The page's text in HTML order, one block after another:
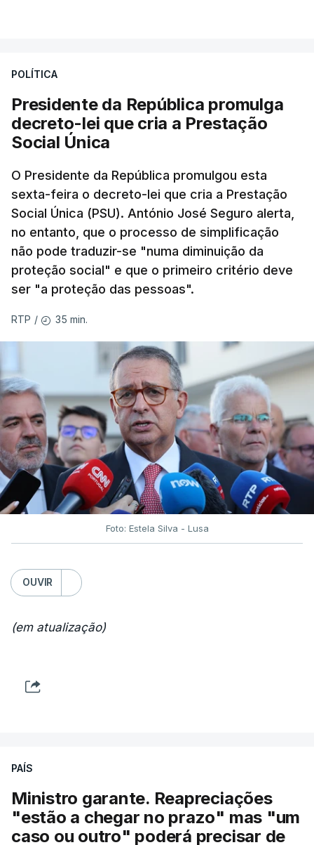
POLÍTICA
Presidente da República promulga
decreto-lei que cria a Prestação
Social Única
O Presidente da República promulgou esta
sexta-feira o decreto-lei que cria a Prestação
Social Única (PSU). António José Seguro alerta,
no entanto, que o processo de simplificação
não pode traduzir-se "numa diminuição da
proteção social" e que o primeiro critério deve
ser "a proteção das pessoas".
RTP / 35 min.
Foto: Estela Silva - Lusa
OUVIR
(em atualização)
PAÍS
Ministro garante. Reapreciações
"estão a chegar no prazo" mas "um
caso ou outro" poderá precisar de